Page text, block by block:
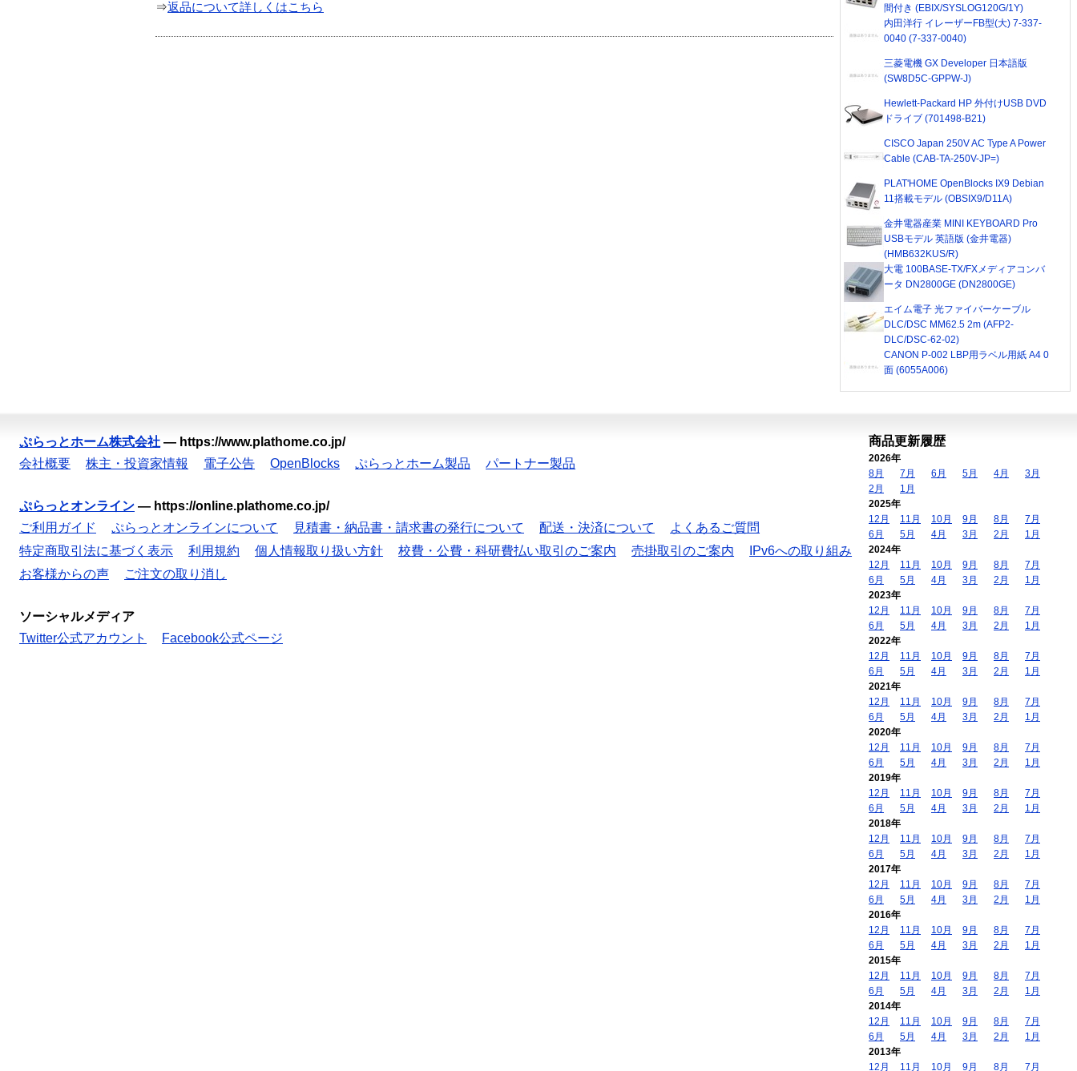
⇒返品について詳しくはこちら
間付き (EBIX/SYSLOG120G/1Y)
内田洋行 イレーザーFB型(大) 7-337-
0040 (7-337-0040)
三菱電機 GX Developer 日本語版
(SW8D5C-GPPW-J)
Hewlett-Packard HP 外付けUSB DVD
ドライブ (701498-B21)
CISCO Japan 250V AC Type A Power
Cable (CAB-TA-250V-JP=)
PLAT'HOME OpenBlocks IX9 Debian
11搭載モデル (OBSIX9/D11A)
金井電器産業 MINI KEYBOARD Pro
USBモデル 英語版 (金井電器)
(HMB632KUS/R)
大電 100BASE-TX/FXメディアコンバ
ータ DN2800GE (DN2800GE)
エイム電子 光ファイバーケーブル
DLC/DSC MM62.5 2m (AFP2-
DLC/DSC-62-02)
CANON P-002 LBP用ラベル用紙 A4 0
面 (6055A006)
ぷらっとホーム株式会社 — https://www.plathome.co.jp/
会社概要
株主・投資家情報 電子公告 OpenBlocks ぷらっとホーム製品 パートナー製品
ぷらっとオンライン — https://online.plathome.co.jp/
ご利用ガイド
ぷらっとオンラインについて 見積書・納品書・請求書の発行について 配送・決済について
よくあるご質問
特定商取引法に基づく表示
利用規約 個人情報取り扱い方針 校費・公費・科研費払い取引のご案内 売掛取引のご案内
IPv6への取り組み
お客様からの声
ご注文の取り消し
ソーシャルメディア
Twitter公式アカウント
Facebook公式ページ
商品更新履歴
2026年
8月
7月 6月 5月 4月
3月
2月
1月
2025年
12月
11月 10月 9月 8月
7月
6月
5月 4月 3月 2月
1月
2024年
12月
11月 10月 9月 8月
7月
6月
5月 4月 3月 2月
1月
2023年
12月
11月 10月 9月 8月
7月
6月
5月 4月 3月 2月
1月
2022年
12月
11月 10月 9月 8月
7月
6月
5月 4月 3月 2月
1月
2021年
12月
11月 10月 9月 8月
7月
6月
5月 4月 3月 2月
1月
2020年
12月
11月 10月 9月 8月
7月
6月
5月 4月 3月 2月
1月
2019年
12月
11月 10月 9月 8月
7月
6月
5月 4月 3月 2月
1月
2018年
12月
11月 10月 9月 8月
7月
6月
5月 4月 3月 2月
1月
2017年
12月
11月 10月 9月 8月
7月
6月
5月 4月 3月 2月
1月
2016年
12月
11月 10月 9月 8月
7月
6月
5月 4月 3月 2月
1月
2015年
12月
11月 10月 9月 8月
7月
6月
5月 4月 3月 2月
1月
2014年
12月
11月 10月 9月 8月
7月
6月
5月 4月 3月 2月
1月
2013年
12月
11月 10月 9月 8月 7月